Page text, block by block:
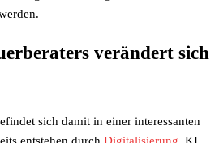
verändert sich
sich damit in einer interessanten